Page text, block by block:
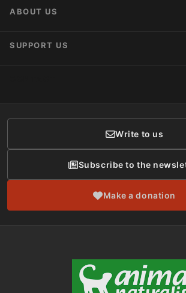
Activist Network
ABOUT US
SUPPORT US
Donor Care
Write to us
Subscribe to the
Make a donation